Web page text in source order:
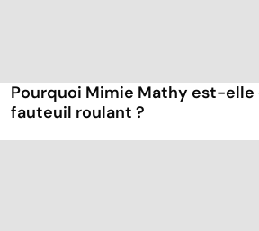
Pourquoi Mimie Mathy est-elle
fauteuil roulant ?